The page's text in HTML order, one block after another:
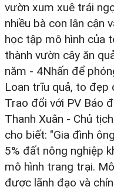
vườn xum xuê trái
nhiều bà con lân cận
học tập mô hình của
thành vườn cây ăn
năm - 4Nhấn để
Loan trĩu quả, to đẹp
Trao đổi với PV Báo
Thanh Xuân - Chủ
cho biết: "Gia đình
5% đất nông nghiệp
mô hình trang trại.
được lãnh đạo và